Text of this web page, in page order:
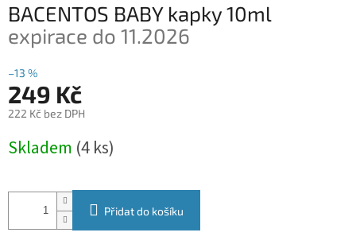
BACENTOS BABY kapky 10ml
expirace do 11.2026
–13 %
249 Kč
222 Kč bez DPH
cena:
Skladem (4 ks)
Přidat do košíku